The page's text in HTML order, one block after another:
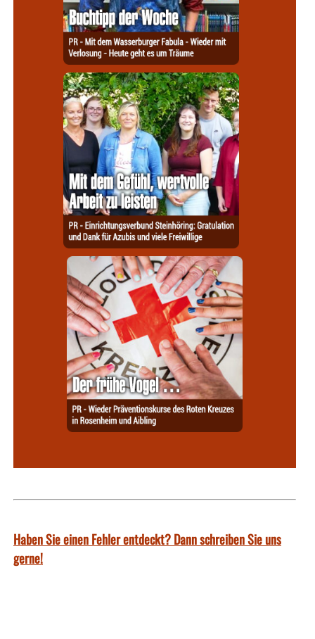
Haben Sie einen Fehler entdeckt? Dann schreiben Sie uns
gerne!